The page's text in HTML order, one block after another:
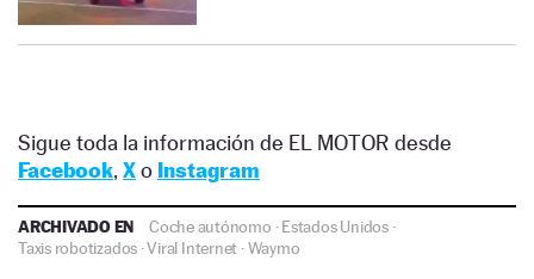
Sigue toda la información de EL MOTOR desde
Facebook, Xo Instagram
ARCHIVADO EN Coche autónomo ·Estados Unidos·
Taxis robotizados ·Viral Internet ·Waymo